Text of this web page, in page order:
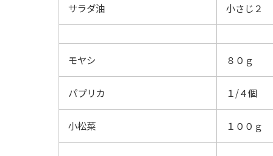
サラダ油 小さじ２
モヤシ ８０ｇ
パプリカ １/４個
小松菜 １００ｇ